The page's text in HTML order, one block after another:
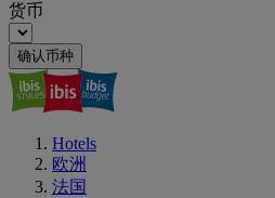
货币
确认币种
Hotels
欧洲
法国